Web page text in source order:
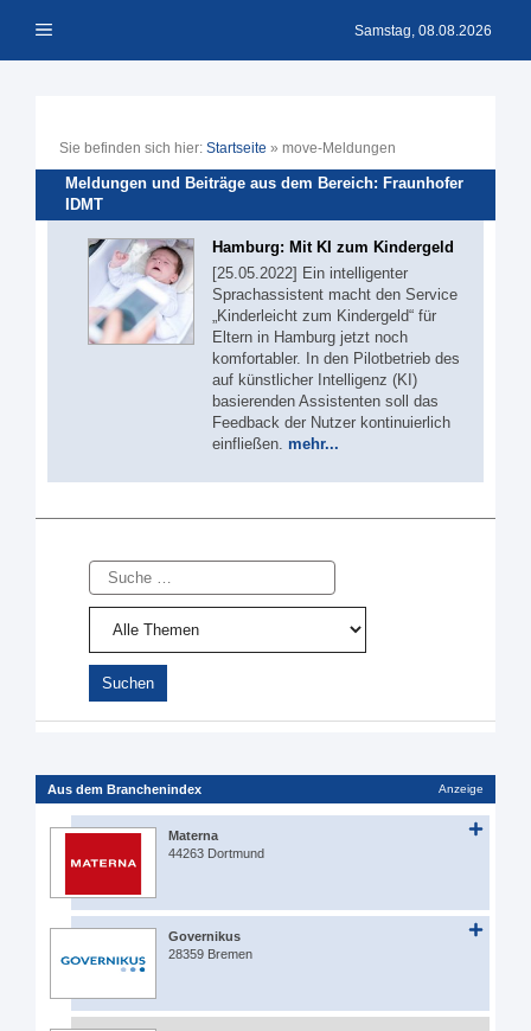
Inhalt Menü Samstag, 08.08.2026
Sie befinden sich hier: Startseite » move-Meldungen
Meldungen und Beiträge aus dem Bereich: Fraunhofer
IDMT
Hamburg: Mit KI zum Kindergeld
[25.05.2022] Ein intelligenter
Sprachassistent macht den Service
„Kinderleicht zum Kindergeld“ für
Eltern in Hamburg jetzt noch
komfortabler. In den Pilotbetrieb des
auf künstlicher Intelligenz (KI)
basierenden Assistenten soll das
Feedback der Nutzer kontinuierlich
einfließen. mehr...
Suche
Aus dem Branchenindex Anzeige
Materna
44263 Dortmund
Governikus
28359 Bremen